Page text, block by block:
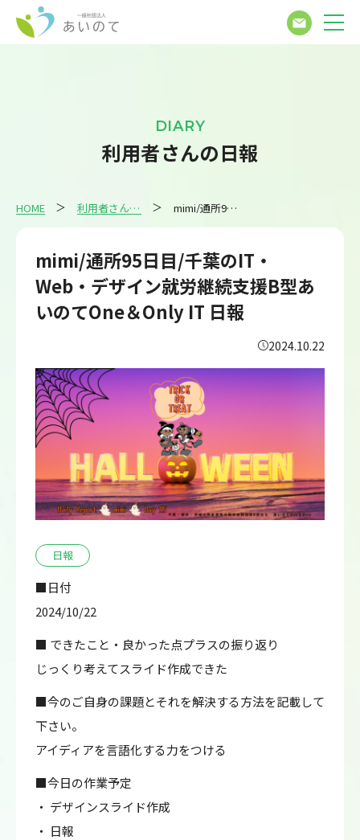
DIARY
利用者さんの日報
HOME 利用者さんの日報 mimi/通所95日目/千葉のIT・Web・デザイン就労継続支援B型あいのてOne＆Only IT 日報
mimi/通所95日目/千葉のIT・
Web・デザイン就労継続支援B型あ
いのてOne＆Only IT 日報
2024.10.22
日報
■日付
2024/10/22
■ できたこと・良かった点プラスの振り返り
じっくり考えてスライド作成できた
■今のご自身の課題とそれを解決する方法を記載して
下さい。
アイディアを言語化する力をつける
■今日の作業予定
・ デザインスライド作成
・ 日報